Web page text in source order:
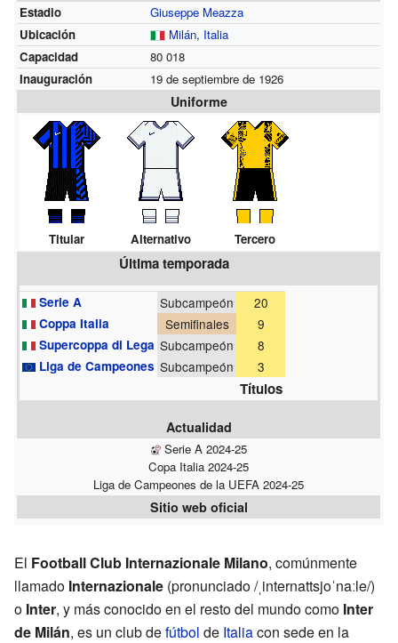
Estadio
Giuseppe Meazza
Ubicación
Milán, Italia
Capacidad
80 018
Inauguración
19 de septiembre de 1926
Uniforme
Titular Alternativo Tercero
Última temporada
Serie A Subcampeón 20
Coppa Italia Semifinales 9
Supercoppa di Lega Subcampeón 8
Liga de Campeones Subcampeón 3
Títulos
Actualidad
Serie A 2024-25
Copa Italia 2024-25
Liga de Campeones de la UEFA 2024-25
Sitio web oficial
El Football Club Internazionale Milano, comúnmente
llamado Internazionale (pronunciado/ˌinternattsjoˈnaːle/)
o Inter, y más conocido en el resto del mundo como Inter
de Milán, es un club defútbol de Italiacon sede en la